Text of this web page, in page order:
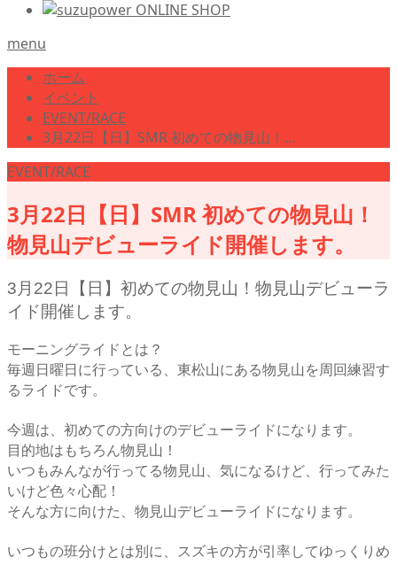
menu
ホーム
イベント
EVENT/RACE
3月22日【日】SMR 初めての物見山！…
EVENT/RACE
3月22日【日】SMR 初めての物見山！
物見山デビューライド開催します。
3月22日【日】初めての物見山！物見山デビューラ
イド開催します。
モーニングライドとは？
毎週日曜日に行っている、東松山にある物見山を周回練習す
るライドです。
今週は、初めての方向けのデビューライドになります。
目的地はもちろん物見山！
いつもみんなが行ってる物見山、気になるけど、行ってみた
いけど色々心配！
そんな方に向けた、物見山デビューライドになります。
いつもの班分けとは別に、スズキの方が引率してゆっくりめ